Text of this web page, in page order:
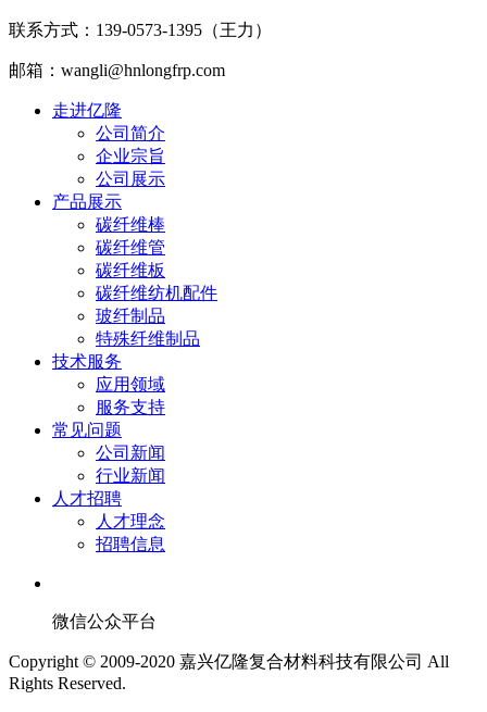
联系方式：139-0573-1395（王力）
邮箱：wangli@hnlongfrp.com
走进亿隆
公司简介
企业宗旨
公司展示
产品展示
碳纤维棒
碳纤维管
碳纤维板
碳纤维纺机配件
玻纤制品
特殊纤维制品
技术服务
应用领域
服务支持
常见问题
公司新闻
行业新闻
人才招聘
人才理念
招聘信息
微信公众平台
Copyright © 2009-2020 嘉兴亿隆复合材料科技有限公司 All
Rights Reserved.